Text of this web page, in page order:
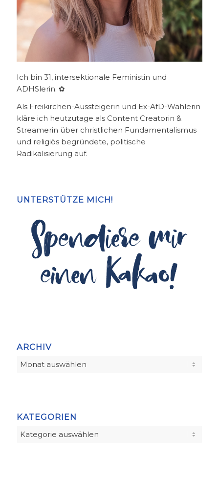
Ich bin 31, intersektionale Feministin und
ADHSlerin. ✿
Als Freikirchen-Aussteigerin und Ex-AfD-Wählerin
kläre ich heutzutage als Content Creatorin &
Streamerin über christlichen Fundamentalismus
und religiös begründete, politische
Radikalisierung auf.
UNTERSTÜTZE MICH!
ARCHIV
KATEGORIEN
Kategorien